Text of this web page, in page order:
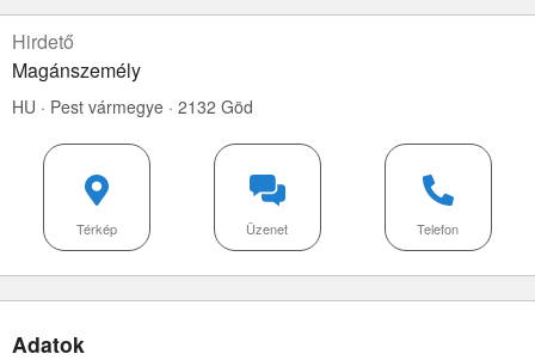
Hirdető
Magánszemély
HU · Pest vármegye · 2132 Göd
Telefon
Üzenet
Térkép
Adatok